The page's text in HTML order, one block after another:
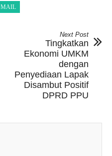
MAIL
Next Post
Tingkatkan
Ekonomi UMKM
dengan
Penyediaan Lapak
Disambut Positif
DPRD PPU